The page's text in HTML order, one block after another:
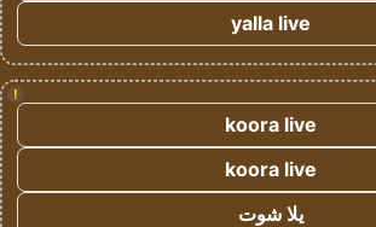
yalla live
!
koora live
koora live
يلا شوت